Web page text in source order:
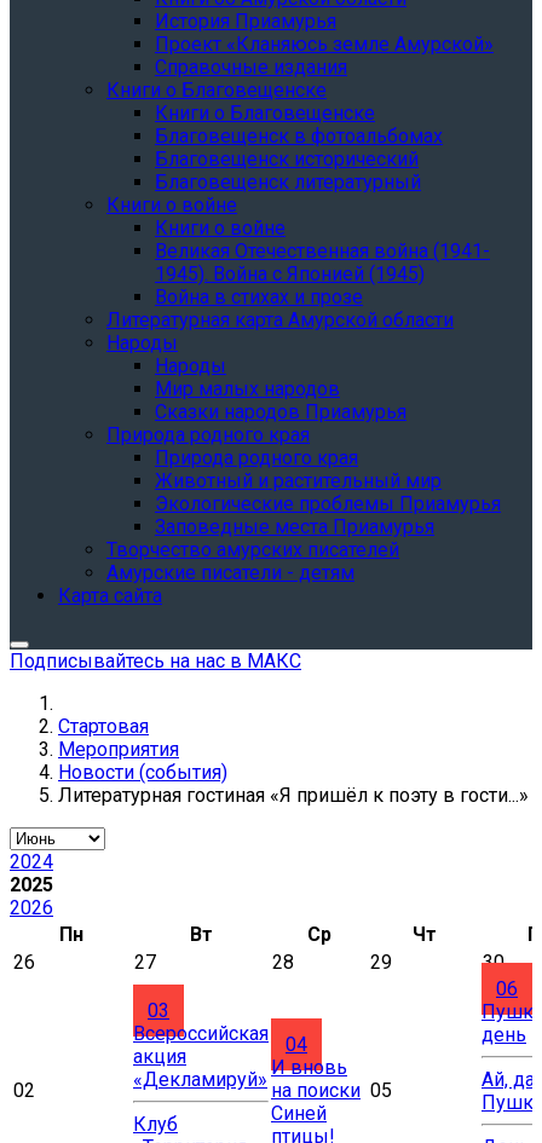
История Приамурья
Проект «Кланяюсь земле Амурской»
Справочные издания
Книги о Благовещенске
Книги о Благовещенске
Благовещенск в фотоальбомах
Благовещенск исторический
Благовещенск литературный
Книги о войне
Книги о войне
Великая Отечественная война (1941-
1945). Война с Японией (1945)
Война в стихах и прозе
Литературная карта Амурской области
Народы
Народы
Мир малых народов
Сказки народов Приамурья
Природа родного края
Природа родного края
Животный и растительный мир
Экологические проблемы Приамурья
Заповедные места Приамурья
Творчество амурских писателей
Амурские писатели - детям
Карта сайта
Подписывайтесь на нас в МАКС
Стартовая
Мероприятия
Новости (события)
Литературная гостиная «Я пришёл к поэту в гости...»
2024
2025
2026
Пн
Вт Ср Чт
26
27 28 29 30
02
03
Всероссийская
акция
«Декламируй»
Клуб
04
И вновь
на поиски
Синей
птицы!
05
06
день
Ай, да